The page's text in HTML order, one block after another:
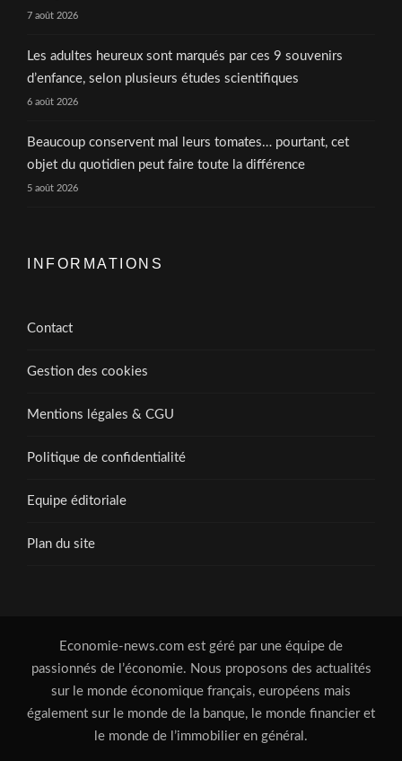
7 août 2026
Les adultes heureux sont marqués par ces 9 souvenirs
d’enfance, selon plusieurs études scientifiques
6 août 2026
Beaucoup conservent mal leurs tomates… pourtant, cet
objet du quotidien peut faire toute la différence
5 août 2026
INFORMATIONS
Contact
Gestion des cookies
Mentions légales & CGU
Politique de confidentialité
Equipe éditoriale
Plan du site
Economie-news.com est géré par une équipe de
passionnés de l’économie. Nous proposons des actualités
sur le monde économique français, européens mais
également sur le monde de la banque, le monde financier et
le monde de l’immobilier en général.